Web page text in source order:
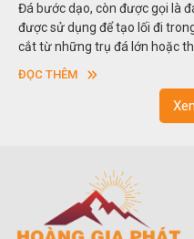
bước dạo, còn được gọi là đá
sử dụng để tạo lối đi trong
từ những trụ đá lớn hoặc theo
hoặc hình chữ nhật và có
THÊM